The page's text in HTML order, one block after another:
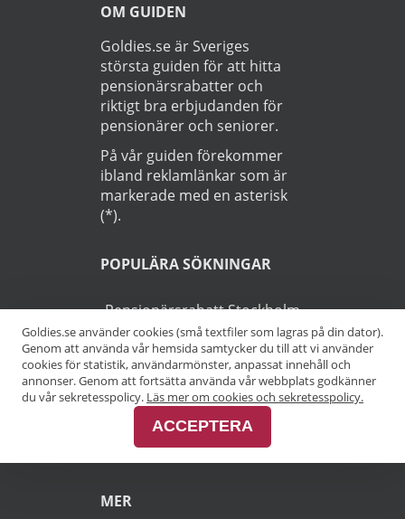
OM GUIDEN
Goldies.se är Sveriges
största guiden för att hitta
pensionärsrabatter och
riktigt bra erbjudanden för
pensionärer och seniorer.
På vår guiden förekommer
ibland reklamlänkar som är
markerade med en asterisk
(*).
POPULÄRA SÖKNINGAR
Pensionärsrabatt Stockholm
Pensionärsrabatt Göteborg
Pensionärsrabatt Malmö
Pensionärsrabatt Skåne
MER
Goldies.se använder cookies (små textfiler som lagras på din dator).
Genom att använda vår hemsida samtycker du till att vi använder
cookies för statistik, användarmönster, anpassat innehåll och
annonser. Genom att fortsätta använda vår webbplats godkänner
du vår sekretesspolicy. Läs mer om cookies och sekretesspolicy.
ACCEPTERA